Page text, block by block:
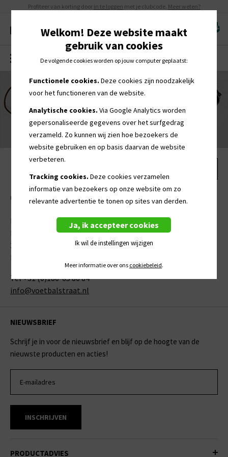
Profiteer van korting door in te loggen met je clubcode. Meer weten?
MENU 0
Contact
Kogros Retail B.V.
Industriestraat 29
3281 LB Numansdorp
Tel +31 (0)186-65 86 84
info@voetbalstraat.nl
NIEUWSBRIEF
Schrijf je in voor de nieuwsbrief en blijf op de hoogte van de
nieuwste producten en acties!
INSCHRIJVEN
PRODUCTADVIES
Welkom! Deze website maakt
gebruik van cookies
De volgende cookies worden op jouw computer geplaatst:
Functionele cookies. Deze cookies zijn noodzakelijk
voor het functioneren van de website.
Analytische cookies. Via Google Analytics worden
gepersonaliseerde gegevens over het surfgedrag
verzameld. Zo kunnen wij zien hoe bezoekers de
website gebruiken en op basis daarvan de website
verbeteren.
Tracking cookies. Deze cookies verzamelen
informatie van bezoekers op onze website om zo
relevante advertentie te tonen op sites van derden.
Ja, ik accepteer cookies
Ik wil de instellingen wijzigen
Meer informatie over ons cookiebeleid.